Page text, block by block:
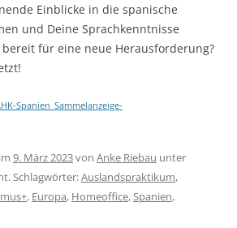
Einblicke in die spanische
und Deine Sprachkenntnisse
für eine neue Herausforderung?
Spanien_Sammelanzeige-
9. März 2023von Anke Riebau unter
Schlagwörter:Auslandspraktikum,
, Europa, Homeoffice,Spanien,